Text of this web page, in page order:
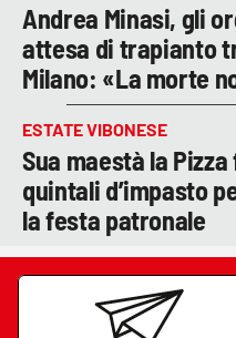
Andrea Minasi, gli
attesa di trapianto
Milano: «La morte
ESTATE VIBONESE
Sua maestà la
quintali d’impasto
la festa patronale